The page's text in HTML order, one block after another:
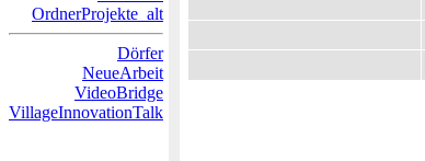
OrdnerProjekte_alt
Dörfer
NeueArbeit
VideoBridge
VillageInnovationTalk